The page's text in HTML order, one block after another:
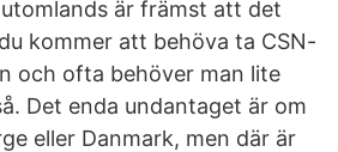
är främst att det
kommer att behöva ta CSN-
och ofta behöver man lite
Det enda undantaget är om
eller Danmark, men där är